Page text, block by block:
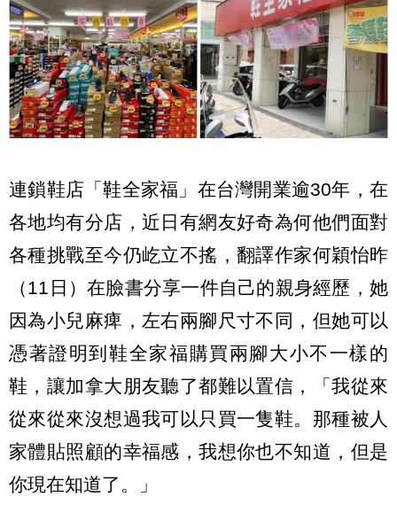
連鎖鞋店「鞋全家福」在台灣開業逾30年，在
各地均有分店，近日有網友好奇為何他們面對
各種挑戰至今仍屹立不搖，翻譯作家何穎怡昨
（11日）在臉書分享一件自己的親身經歷，她
因為小兒麻痺，左右兩腳尺寸不同，但她可以
憑著證明到鞋全家福購買兩腳大小不一樣的
鞋，讓加拿大朋友聽了都難以置信，「我從來
從來從來沒想過我可以只買一隻鞋。那種被人
家體貼照顧的幸福感，我想你也不知道，但是
你現在知道了。」